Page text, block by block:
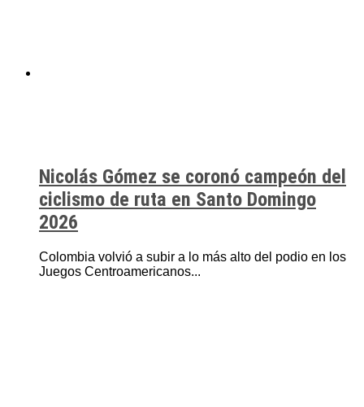
Nicolás Gómez se coronó campeón del
ciclismo de ruta en Santo Domingo
2026
Colombia volvió a subir a lo más alto del podio en los
Juegos Centroamericanos...